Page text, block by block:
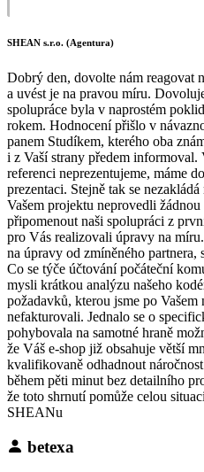
SHEAN s.r.o. (Agentura)
Dobrý den, dovolte nám reagovat
a uvést je na pravou míru.
spolupráce byla v naprostém
rokem. Hodnocení přišlo v
panem Studíkem, kterého oba
i z Vaší strany předem informoval.
referenci neprezentujeme, máme
prezentaci. Stejně tak se
Vašem projektu neprovedli
připomenout naši spolupráci z
pro Vás realizovali úpravy na
na úpravy od zmíněného
Co se týče účtování počáteční
mysli krátkou analýzu našeho
požadavků, kterou jsme po Vašem
nefakturovali. Jednalo se o
pohybovala na samotné hraně
že Váš e-shop již obsahuje větší
kvalifikovaně odhadnout
během pěti minut bez detailního
že toto shrnutí pomůže celou
SHEANu
betexa